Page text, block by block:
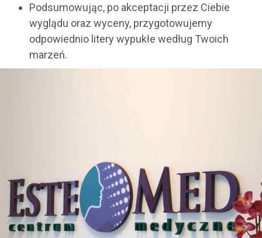
Podsumowując, po akceptacji przez Ciebie
wyglądu oraz wyceny, przygotowujemy
odpowiednio litery wypukłe według Twoich
marzeń.